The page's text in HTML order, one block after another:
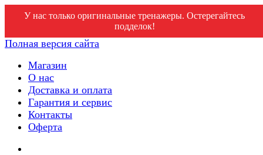
У нас только оригинальные тренажеры. Остерегайтесь
подделок!
Полная версия сайта
Магазин
О нас
Доставка и оплата
Гарантия и сервис
Контакты
Оферта